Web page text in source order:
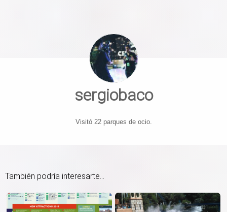
sergiobaco
Visitó 22 parques de ocio.
También podría interesarte...